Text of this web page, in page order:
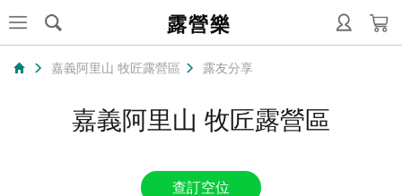
露營樂
嘉義阿里山 牧匠露營區 露友分享
嘉義阿里山 牧匠露營區
查訂空位